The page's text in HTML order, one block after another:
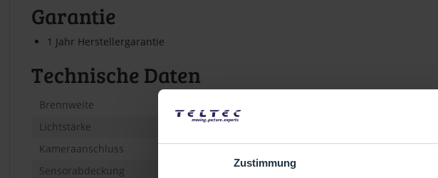
Zustimmung
Garantie
1 Jahr Herstellergarantie
Technische Daten
Brennweite
Lichtstärke
Kameraanschluss
Sensorabdeckung